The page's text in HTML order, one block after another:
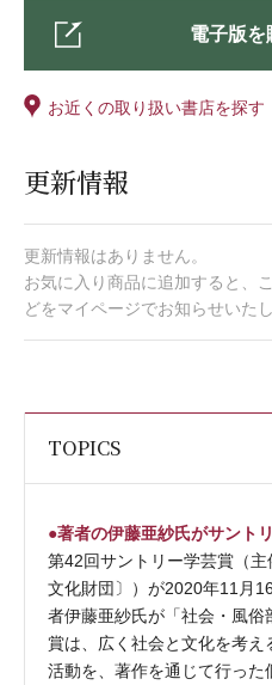
電子版を
お近くの取り扱い書店を探す
更新情報
更新情報はありません。
お気に入り商品に追加すると、
どをマイページでお知らせいたし
TOPICS
●著者の伊藤亜紗氏がサント
第42回サントリー学芸賞（
文化財団〕）が2020年11月
者伊藤亜紗氏が「社会・風俗
賞は、広く社会と文化を考
活動を、著作を通じて行った